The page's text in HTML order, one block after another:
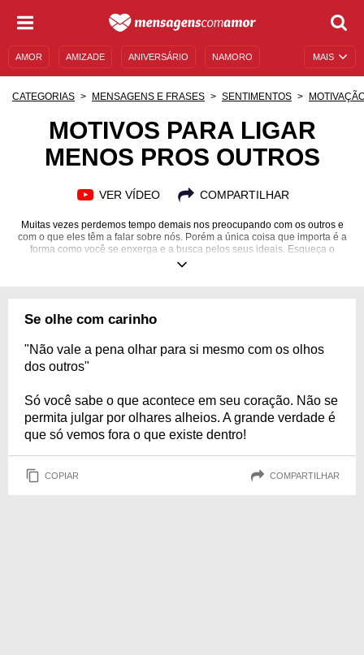
MAIS
AMOR AMIZADE ANIVERSÁRIO NAMORO
MENSAGENS E FRASES MENSAGENS DE ANIVERSÁRIO
CATEGORIAS MENSAGENS E FRASES SENTIMENTOS
MOTIVOS PARA LIGAR
MENOS PROS OUTROS
VER VÍDEO COMPARTILHAR
Muitas vezes perdemos tempo demais nos preocupando com os outros e
com o que eles têm a falar sobre nós. Porém a única coisa que importa é a
forma como você se enxerga e a busca pelos seus ideais. Esqueça o
mundo ao seu redor por um instante e concentre sua energia no que é
Se olhe com carinho
"Não vale a pena olhar para si mesmo com os olhos
dos outros"
Só você sabe o que acontece em seu coração. Não se
permita julgar por olhares alheios. A grande verdade é
que só vemos fora o que existe dentro!
COPIAR COMPARTILHAR